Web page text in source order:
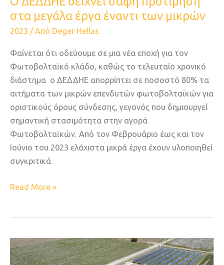
στα μεγάλα έργα έναντι των μικρών
2023 / Από Deger Hellas
Φαίνεται ότι οδεύουμε σε μια νέα εποχή για τον
Φωτοβολταϊκό κλάδο, καθώς το τελευταίο χρονικό
διάστημα ο ΔΕΔΔΗΕ απορρίπτει σε ποσοστό 80% τα
αιτήματα των μικρών επενδυτών φωτοβολταϊκών για
οριστικούς όρους σύνδεσης, γεγονός που δημιουργεί
σημαντική στασιμότητα στην αγορά
Φωτοβολταϊκών. Από τον Φεβρουάριο έως και τον
Ιούνιο του 2023 ελάχιστα μικρά έργα έχουν υλοποιηθεί
συγκριτικά
στα
μεγάλα
έργα
των
μικρών
Read More »
ΑΝΑΛΥΣΗ
ΤΗΣ